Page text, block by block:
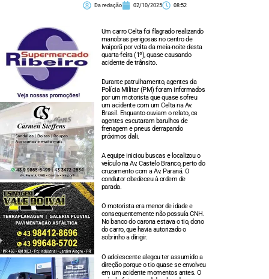
Da redação 02/10/2025 08:52
Um carro Celta foi flagrado realizando
manobras perigosas no centro de
Ivaiporã por volta da meia-noite desta
quarta-feira (1º), quase causando
acidente de trânsito.
Durante patrulhamento, agentes da
Polícia Militar (PM) foram informados
por um motorista que quase sofreu
um acidente com um Celta na Av.
Brasil. Enquanto ouviam o relato, os
agentes escutaram barulhos de
frenagem e pneus derrapando
próximos dali.
A equipe iniciou buscas e localizou o
veículo na Av. Castelo Branco, perto do
cruzamento com a Av. Paraná. O
condutor obedeceu à ordem de
parada.
O motorista era menor de idade e
consequentemente não possuía CNH.
No banco do carona estava o tio, dono
do carro, que havia autorizado o
sobrinho a dirigir.
O adolescente alegou ter assumido a
direção porque o tio quase se envolveu
em um acidente momentos antes. O